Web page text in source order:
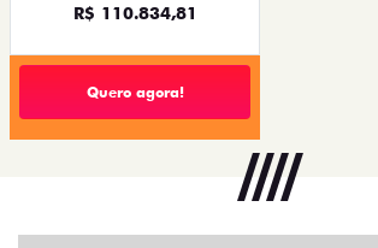
R$ 110.834,81
Quero agora!